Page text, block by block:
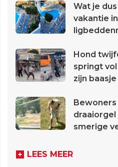
Wat je
vakantie
Hond
springt
zijn
Bewoners
smerige
LEES MEER